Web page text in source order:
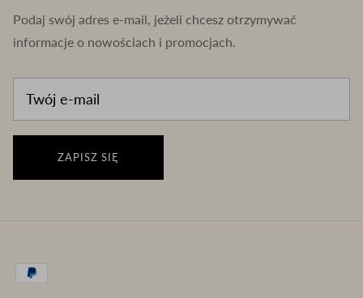
Podaj swój adres e-mail, jeżeli chcesz otrzymywać
informacje o nowościach i promocjach.
ZAPISZ SIĘ